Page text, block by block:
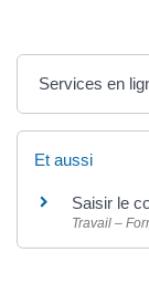
Services en
Et aussi
Saisir le
Travail –